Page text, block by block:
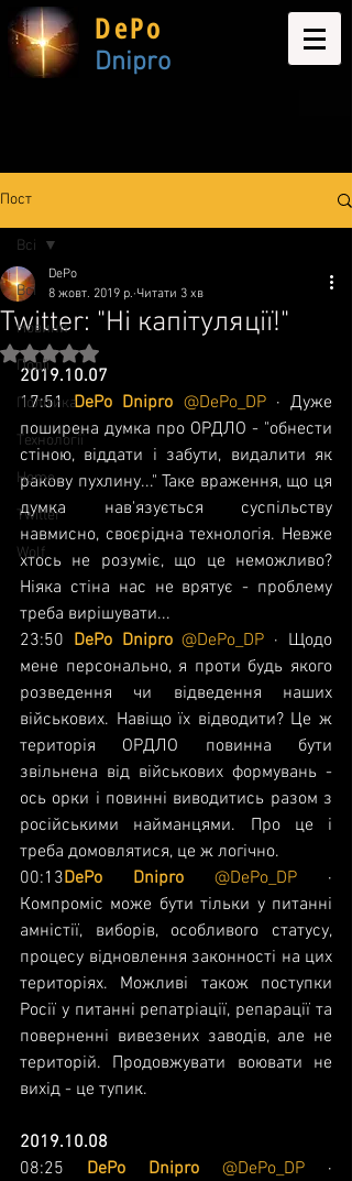
DePo
Dnipro
Пост
Всі
Новини
Події
Політика
Технології
Home
Twitter
Wolf
Всі
Twitter: "Ні капітуляції!"
DePo
8 жовт. 2019 р. Читати 3 хв
Оцінка: NaN з 5 зірок.
2019.10.07
17:51 DePo Dnipro @DePo_DP · Дуже
поширена думка про ОРДЛО - "обнести
стіною, віддати і забути, видалити як
ракову пухлину..." Таке враження, що ця
думка нав'язується суспільству
навмисно, своєрідна технологія. Невже
хтось не розуміє, що це неможливо?
Ніяка стіна нас не врятує - проблему
треба вирішувати...
23:50 DePo Dnipro @DePo_DP · Щодо
мене персонально, я проти будь якого
розведення чи відведення наших
військових. Навіщо їх відводити? Це ж
територія ОРДЛО повинна бути
звільнена від військових формувань -
ось орки і повинні виводитись разом з
російськими найманцями. Про це і
треба домовлятися, це ж логічно.
00:13DePo Dnipro @DePo_DP ·
Компроміс може бути тільки у питанні
амністії, виборів, особливого статусу,
процесу відновлення законності на цих
територіях. Можливі також поступки
Росії у питанні репатріації, репарації та
поверненні вивезених заводів, але не
територій. Продовжувати воювати не
вихід - це тупик.
2019.10.08
08:25 DePo Dnipro @DePo_DP ·